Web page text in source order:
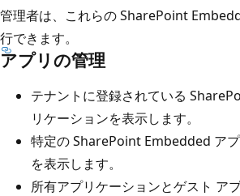
管理者は、これらの SharePoint
行できます。
アプリの管理
テナントに登録されている
リケーションを表示します。
特定の SharePoint Embedded ア
を表示します。
所有アプリケーションとゲスト ア